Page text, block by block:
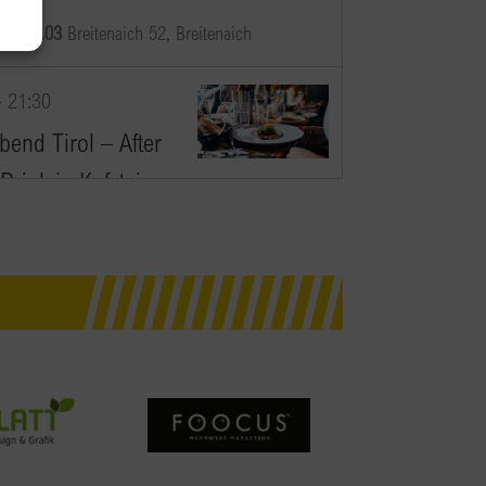
5.03 Breitenaich 52, Breitenaich
Tirol – After
in Kufstein
21:30
Unterer Stadtplatz 9
Unterer Stadtplatz 9, Kufstein
Mum Brunch” Wels-Hausruck